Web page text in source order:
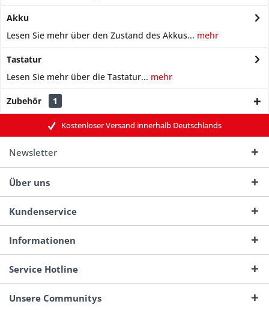
Akku
Lesen Sie mehr über den Zustand des Akkus... mehr
Tastatur
Lesen Sie mehr über die Tastatur... mehr
Zubehör 1
Kostenloser Versand innerhalb Deutschlands
Newsletter
Über uns
Kundenservice
Informationen
Service Hotline
Unsere Communitys